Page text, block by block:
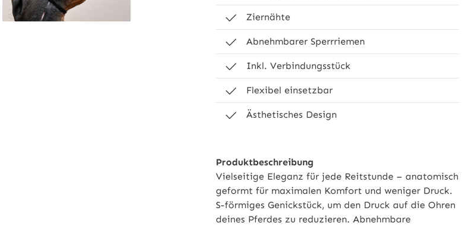
Ziernähte
Abnehmbarer Sperrriemen
Inkl. Verbindungsstück
Flexibel einsetzbar
Ästhetisches Design
Produktbeschreibung
Vielseitige Eleganz für jede Reitstunde – anatomisch
geformt für maximalen Komfort und weniger Druck.
S-förmiges Genickstück, um den Druck auf die Ohren
deines Pferdes zu reduzieren. Abnehmbare